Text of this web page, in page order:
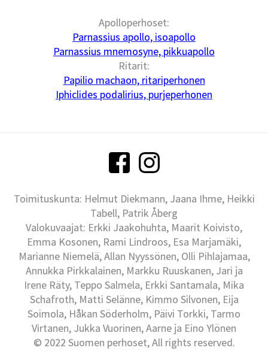
Apolloperhoset:
Parnassius apollo, isoapollo
Parnassius mnemosyne, pikkuapollo
Ritarit:
Papilio machaon, ritariperhonen
Iphiclides podalirius, purjeperhonen
Toimituskunta: Helmut Diekmann, Jaana Ihme, Heikki
Tabell, Patrik Åberg
Valokuvaajat: Erkki Jaakohuhta, Maarit Koivisto,
Emma Kosonen, Rami Lindroos, Esa Marjamäki,
Marianne Niemelä, Allan Nyyssönen, Olli Pihlajamaa,
Annukka Pirkkalainen, Markku Ruuskanen, Jari ja
Irene Räty, Teppo Salmela, Erkki Santamala, Mika
Schafroth, Matti Selänne, Kimmo Silvonen, Eija
Soimola, Håkan Söderholm, Päivi Torkki, Tarmo
Virtanen, Jukka Vuorinen, Aarne ja Eino Ylönen
© 2022 Suomen perhoset, All rights reserved.